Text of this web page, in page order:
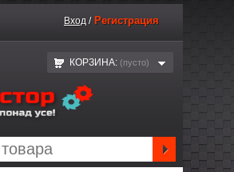
Вход / Регистрация
КОРЗИНА: (пустo)